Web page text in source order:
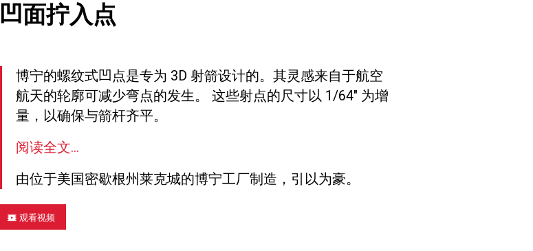
凹面拧入点
博宁的螺纹式凹点是专为 3D 射箭设计的。其灵感来自于航空
航天的轮廓可减少弯点的发生。 这些射点的尺寸以 1/64″ 为增
量，以确保与箭杆齐平。
阅读全文...
由位于美国密歇根州莱克城的博宁工厂制造，引以为豪。
观看视频